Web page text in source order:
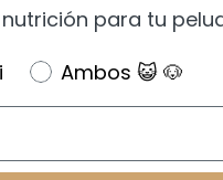
para tu
Ambos 😺 🐶